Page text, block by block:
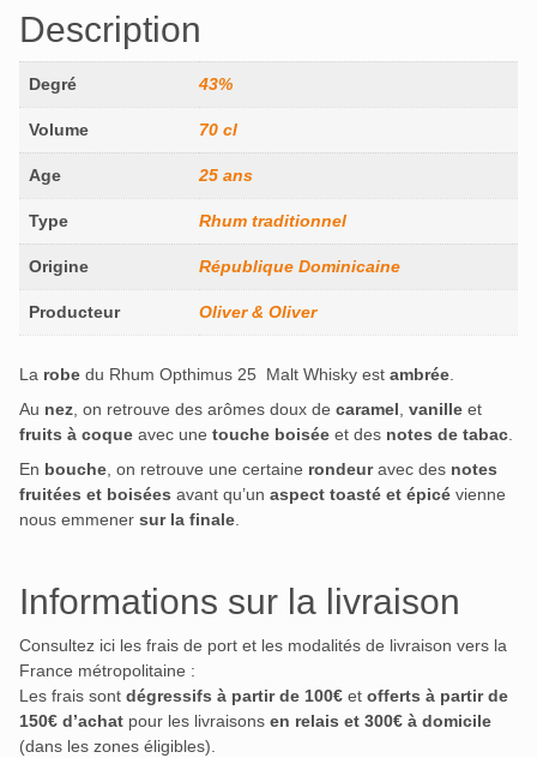
Description
Degré 43%
Volume 70 cl
Age 25 ans
Type Rhum traditionnel
Origine République Dominicaine
Producteur Oliver & Oliver
La robe du Rhum Opthimus 25 Malt Whisky est ambrée.
Au nez, on retrouve des arômes doux de caramel, vanille et
fruits à coque avec une touche boisée et des notes de tabac.
En bouche, on retrouve une certaine rondeuravec des notes
fruitées et boisées avant qu’un aspect toasté et épicé vienne
nous emmener sur la finale.
Informations sur la livraison
Consultez ici les frais de port et les modalités de livraison vers la
France métropolitaine :
Les frais sont dégressifs à partir de 100€ et offerts à partir de
150€ d’achat pour les livraisons en relais et 300€ à domicile
(dans les zones éligibles).